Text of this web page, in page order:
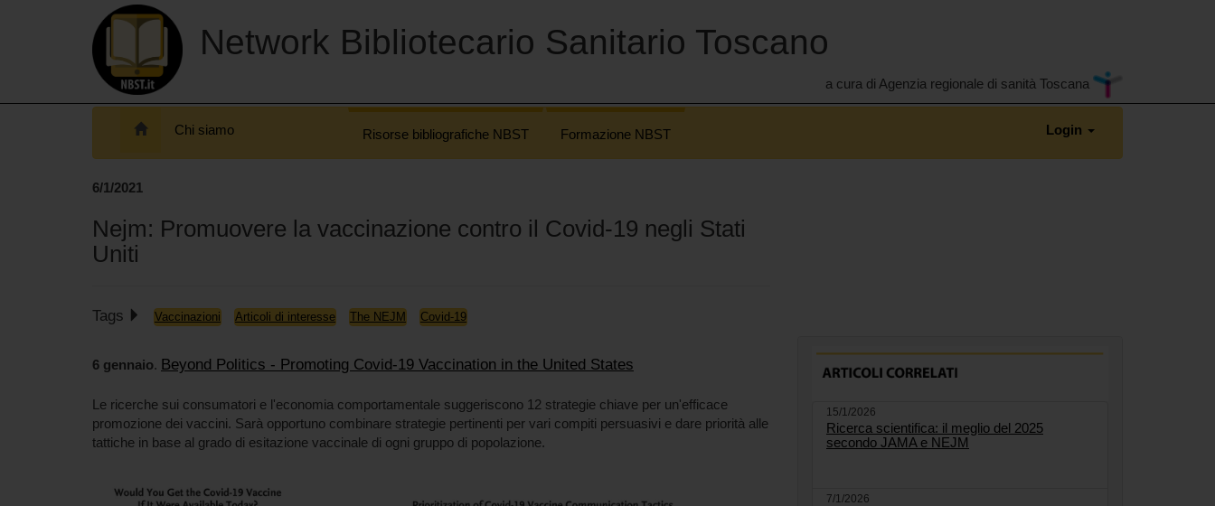
Network Bibliotecario Sanitario Toscano
a cura di Agenzia regionale di sanità Toscana
Chi siamo Risorse bibliografiche NBST Formazione NBST Login
6/1/2021
Nejm: Promuovere la vaccinazione contro il Covid-19 negli Stati
Uniti
Tags Vaccinazioni Articoli di interesse The NEJM Covid-19
6 gennaio. Beyond Politics - Promoting Covid-19 Vaccination in the United States
Le ricerche sui consumatori e l'economia comportamentale suggeriscono 12 strategie chiave per un'efficace
promozione dei vaccini. Sarà opportuno combinare strategie pertinenti per vari compiti persuasivi e dare priorità alle
tattiche in base al grado di esitazione vaccinale di ogni gruppo di popolazione.
15/1/2026
Ricerca scientifica: il meglio del 2025
secondo JAMA e NEJM
7/1/2026